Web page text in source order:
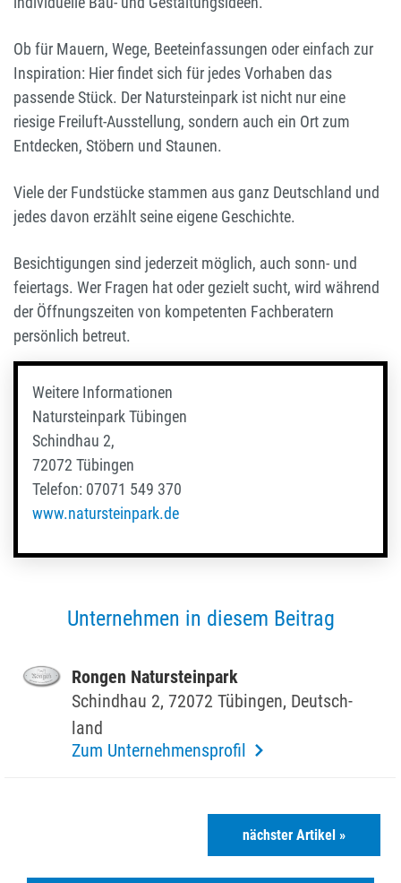
Ob für Mauern, Wege, Beeteinfassungen oder einfach zur
Inspiration: Hier findet sich für jedes Vorhaben das
passende Stück. Der Natursteinpark ist nicht nur eine
riesige Freiluft-Ausstellung, sondern auch ein Ort zum
Entdecken, Stöbern und Staunen.
Viele der Fundstücke stammen aus ganz Deutschland und
jedes davon erzählt seine eigene Geschichte.
Besichtigungen sind jederzeit möglich, auch sonn- und
feiertags. Wer Fragen hat oder gezielt sucht, wird während
der Öffnungszeiten von kompetenten Fachberatern
persönlich betreut.
Weitere Informationen
Natursteinpark Tübingen
Schindhau 2,
72072 Tübingen
Telefon: 07071 549 370
www.natursteinpark.de
Unternehmen in diesem Beitrag
Rongen Natur­stein­park
Schindhau 2, 72072 Tübingen, Deutsch­
land
Zum Unternehmensprofil
nächster Artikel »